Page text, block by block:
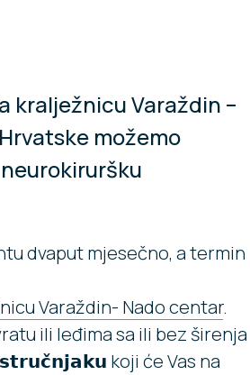
kralježnicu Varaždin –
možemo
dvaput mjesečno, a termin
Varaždin- Nado centar.
ili leđima sa ili bez širenja
koji će Vas na